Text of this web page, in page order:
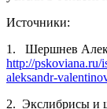
Источники:
1. Шершнев
http://pskoviana.ru/
aleksandr-
2. Экслибрисы и